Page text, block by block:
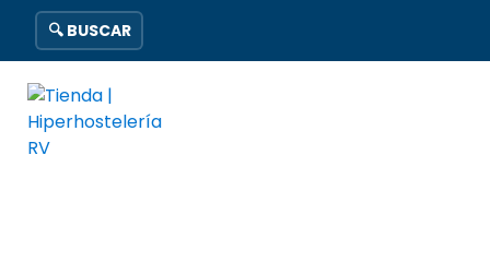
🔍 BUSCAR